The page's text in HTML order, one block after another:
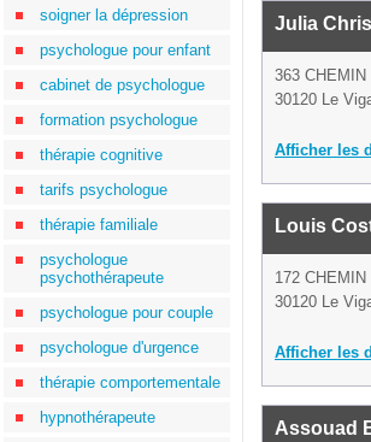
soigner la dépression
psychologue pour enfant
cabinet de psychologue
formation psychologue
thérapie cognitive
tarifs psychologue
thérapie familiale
psychologue
psychothérapeute
psychologue pour couple
psychologue d'urgence
thérapie comportementale
hypnothérapeute
Julia
363
30120 Le
Afficher les
Louis
172
30120 Le
Afficher les
Assouad